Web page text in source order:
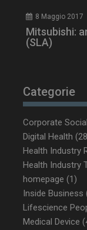
8 Maggio 2017
Mitsubishi:
(SLA)
Categorie
Corporate
Digital Health
Health Industry
Health Industry
homepage (1)
Inside Business
Lifescience
Medical Device
tracking-
ironfish-